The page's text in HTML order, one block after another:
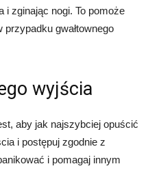
i zginając nogi. To pomoże
gwałtownego
wyjścia
aby jak najszybciej opuścić
i postępuj zgodnie z
i pomagaj innym